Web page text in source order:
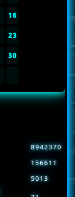
16
23
30
8942370
156611
5013